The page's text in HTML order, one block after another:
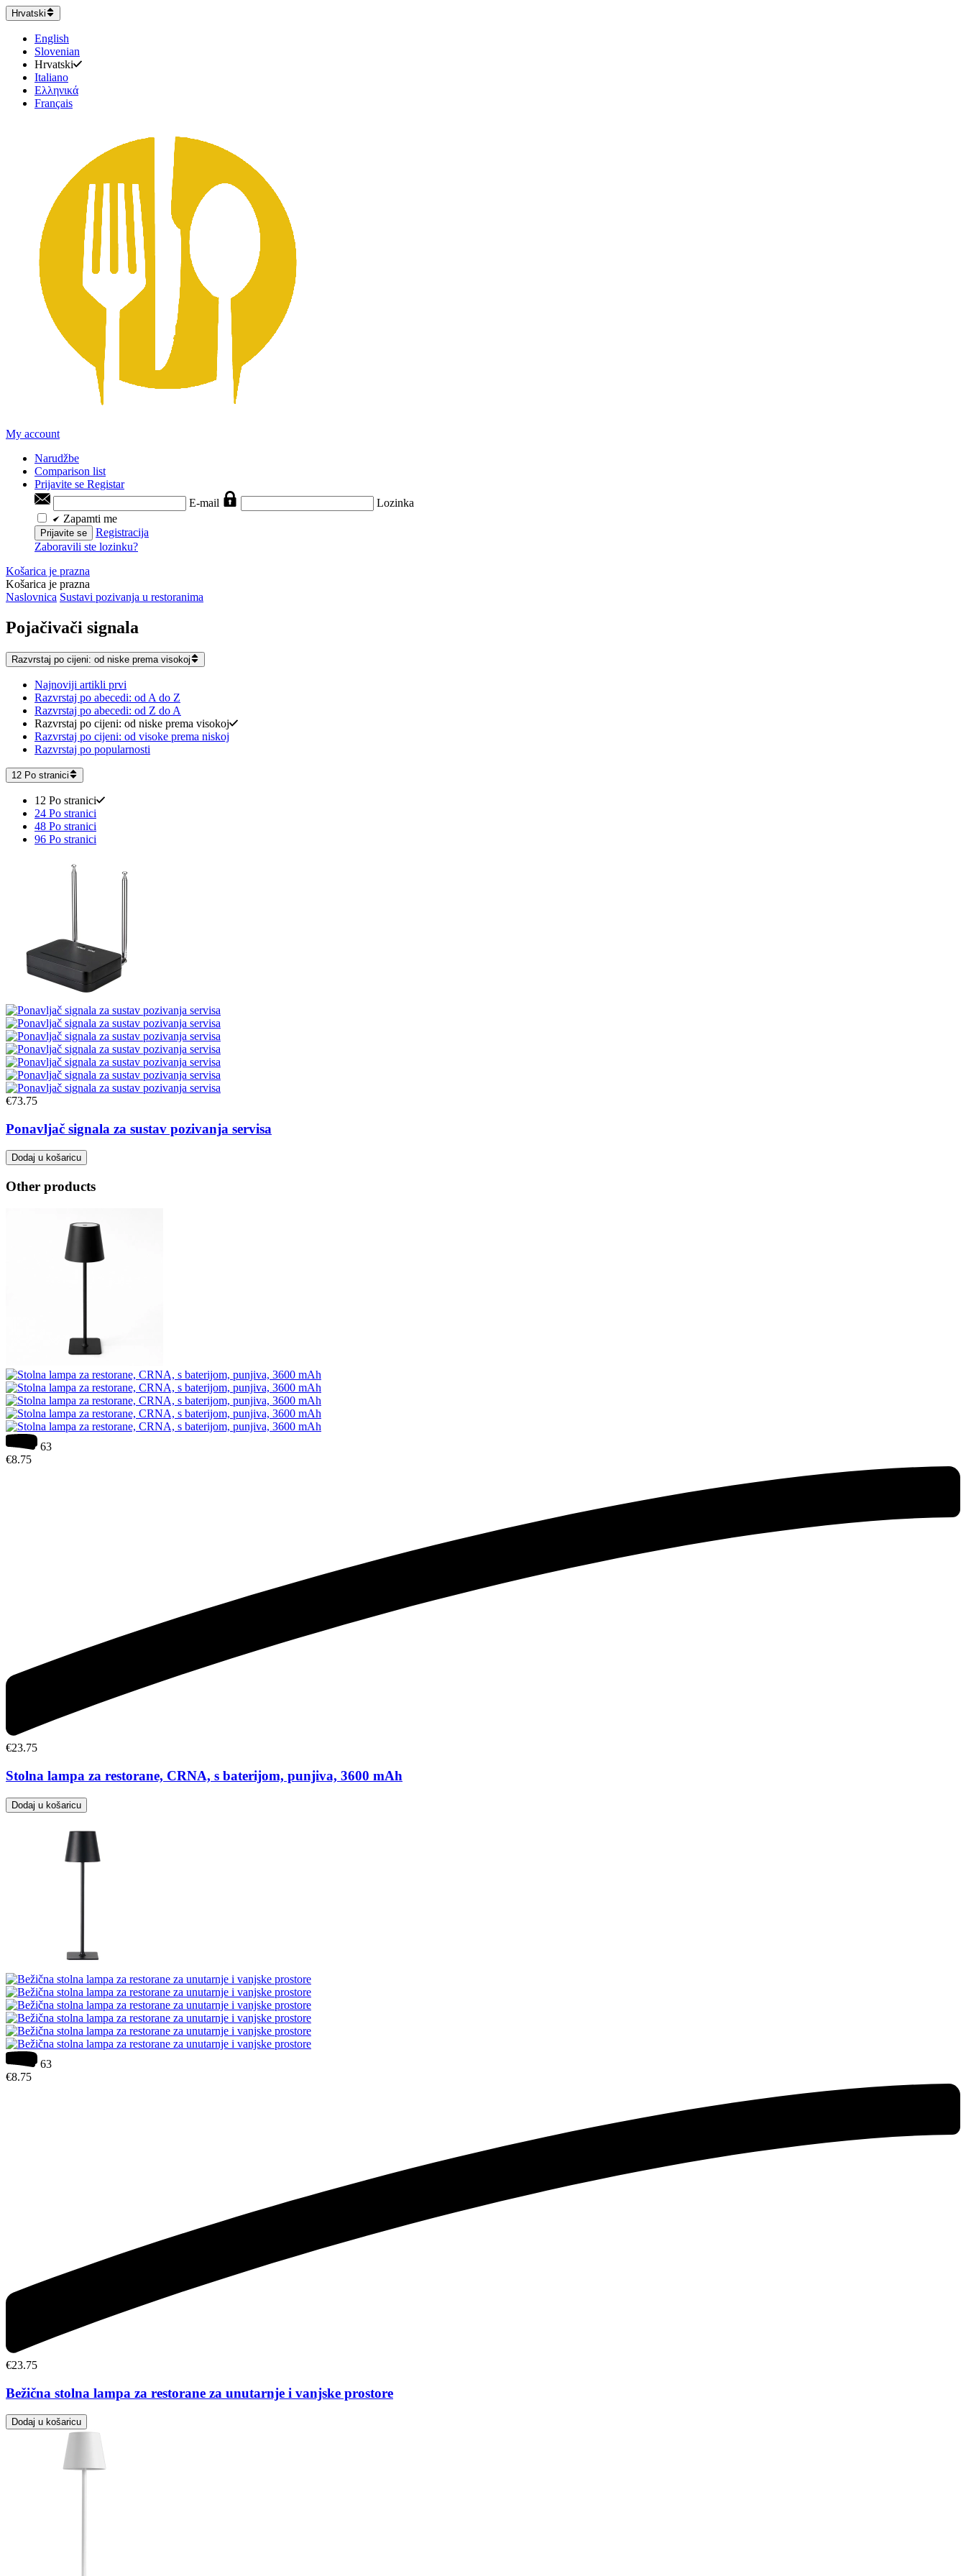
Hrvatski
English
Slovenian
Hrvatski
Italiano
Ελληνικά
Français
My account
Narudžbe
Comparison list
Prijavite se Registar
E-mail
Lozinka
Zapamti me
Prijavite se
Registracija
Zaboravili ste lozinku?
Košarica je prazna
Košarica je prazna
Naslovnica Sustavi pozivanja u restoranima
Pojačivači signala
Razvrstaj po cijeni: od niske prema visokoj
Najnoviji artikli prvi
Razvrstaj po abecedi: od A do Z
Razvrstaj po abecedi: od Z do A
Razvrstaj po cijeni: od niske prema visokoj
Razvrstaj po cijeni: od visoke prema niskoj
Razvrstaj po popularnosti
12 Po stranici
12 Po stranici
24 Po stranici
48 Po stranici
96 Po stranici
€73.75
Ponavljač signala za sustav pozivanja servisa
Dodaj u košaricu
Other products
63
€8.75
€23.75
Stolna lampa za restorane, CRNA, s baterijom, punjiva, 3600 mAh
Dodaj u košaricu
63
€8.75
€23.75
Bežična stolna lampa za restorane za unutarnje i vanjske prostore
Dodaj u košaricu